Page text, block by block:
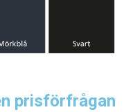
prisförfrågan